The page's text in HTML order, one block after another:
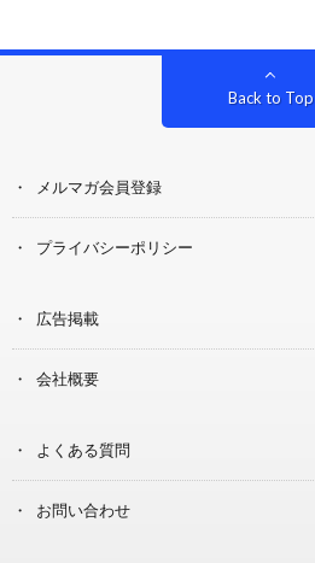
Back to Top
メルマガ会員登録
プライバシーポリシー
広告掲載
会社概要
よくある質問
お問い合わせ